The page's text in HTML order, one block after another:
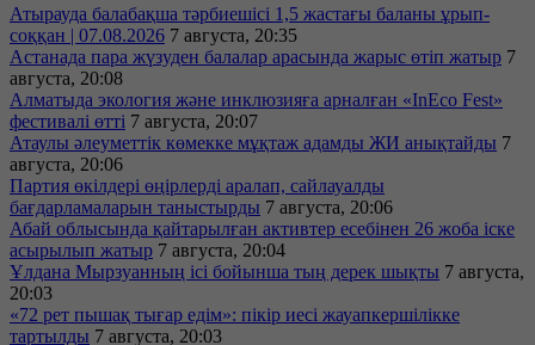
Атырауда балабақша тәрбиешісі 1,5 жастағы баланы ұрып-
соққан | 07.08.2026 7 августа, 20:35
Астанада пара жүзуден балалар арасында жарыс өтіп жатыр 7
августа, 20:08
Алматыда экология және инклюзияға арналған «InEco Fest»
фестивалі өтті 7 августа, 20:07
Атаулы әлеуметтік көмекке мұқтаж адамды ЖИ анықтайды 7
августа, 20:06
Партия өкілдері өңірлерді аралап, сайлауалды
бағдарламаларын таныстырды 7 августа, 20:06
Абай облысында қайтарылған активтер есебінен 26 жоба іске
асырылып жатыр 7 августа, 20:04
Ұлдана Мырзуанның ісі бойынша тың дерек шықты 7 августа,
20:03
«72 рет пышақ тығар едім»: пікір иесі жауапкершілікке
тартылды 7 августа, 20:03